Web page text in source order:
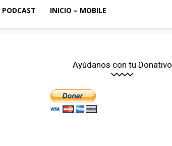
PODCAST INICIO – MOBILE
Ayúdanos con tu Donativo